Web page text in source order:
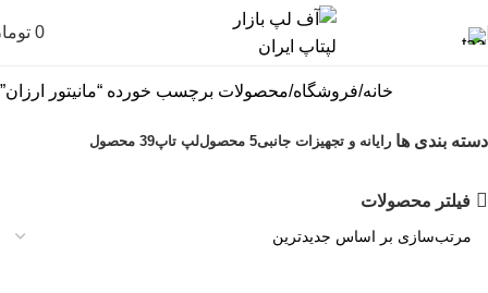
0
خانه فروشگاه محصولات برچسب خورده “مانیتور ارزان”
دسته بندی ها رایانه و تجهیزات جانبی5 محصول لپ تاپ39 محصول
فیلتر محصولات